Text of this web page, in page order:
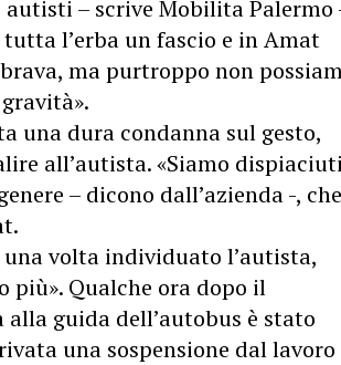
– scrive Mobilita Palermo
l’erba un fascio e in Amat
ma purtroppo non
una dura condanna sul gesto,
all’autista. «Siamo dispiaciuti
– dicono dall’azienda -, che
volta individuato l’autista,
più». Qualche ora dopo il
guida dell’autobus è stato
una sospensione dal lavoro